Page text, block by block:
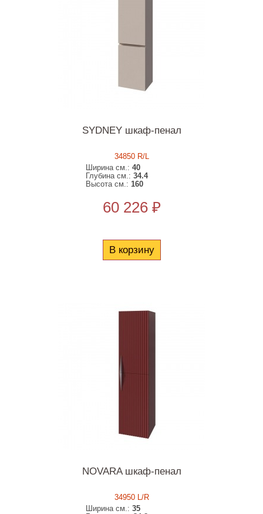
SYDNEY шкаф-пенал
34850 R/L
Ширина см.:40
Глубина см.:34.4
Высота см.:160
60 226 ₽
В корзину
NOVARA шкаф-пенал
34950 L/R
Ширина см.:35